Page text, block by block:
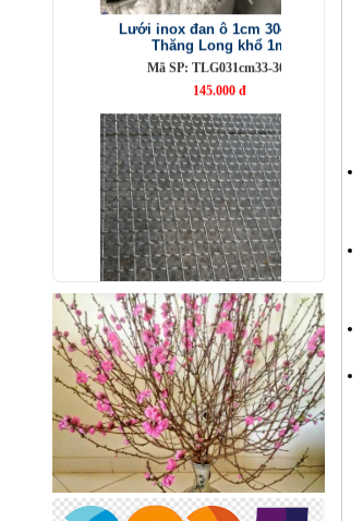
Mã SP: TLG031cm33-304
145.000 đ
Lưới inox 10x10 đan ô vuông
Thăng Long
Mã SP: linox1010dvsp
Call